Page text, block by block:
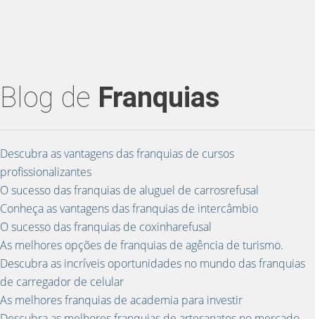
Blog de Franquias
Descubra as vantagens das franquias de cursos
profissionalizantes
O sucesso das franquias de aluguel de carrosrefusal
Conheça as vantagens das franquias de intercâmbio
O sucesso das franquias de coxinharefusal
As melhores opções de franquias de agência de turismo.
Descubra as incríveis oportunidades no mundo das franquias
de carregador de celular
As melhores franquias de academia para investir